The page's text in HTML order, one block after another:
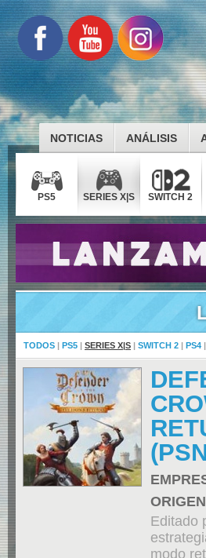
NOTICIAS ANÁLISIS
PS5 SERIES X|S SWITCH 2
TODOS | PS5 | SERIES X|S | SWITCH 2 | PS4 |
Editado
modo